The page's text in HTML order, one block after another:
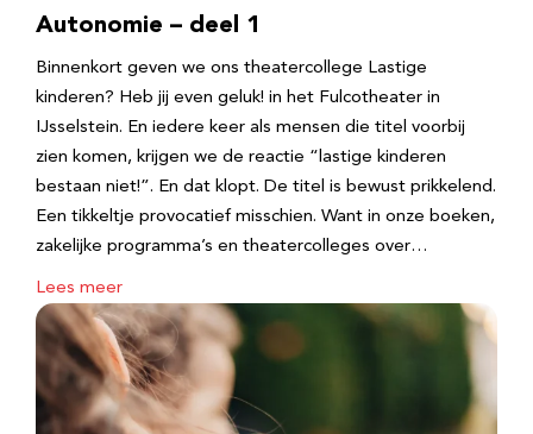
Autonomie – deel 1
Binnenkort geven we ons theatercollege Lastige
kinderen? Heb jij even geluk! in het Fulcotheater in
IJsselstein. En iedere keer als mensen die titel voorbij
zien komen, krijgen we de reactie “lastige kinderen
bestaan niet!”. En dat klopt. De titel is bewust prikkelend.
Een tikkeltje provocatief misschien. Want in onze boeken,
zakelijke programma’s en theatercolleges over…
Lees meer